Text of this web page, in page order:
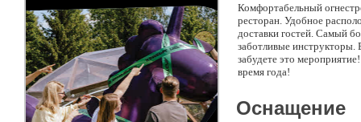
Комфортабельный
ресторан. Удобное
доставки гостей. Самый
заботливые инструкторы.
забудете это
время года!
Оснащение